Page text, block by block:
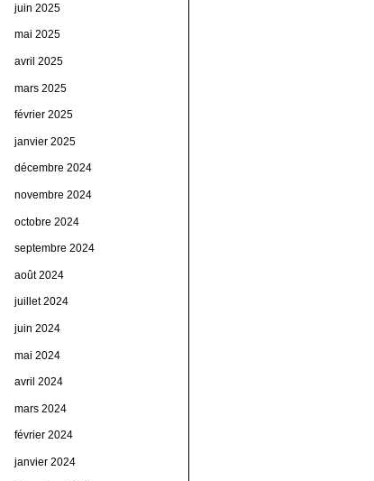
juin 2025
mai 2025
avril 2025
mars 2025
février 2025
janvier 2025
décembre 2024
novembre 2024
octobre 2024
septembre 2024
août 2024
juillet 2024
juin 2024
mai 2024
avril 2024
mars 2024
février 2024
janvier 2024